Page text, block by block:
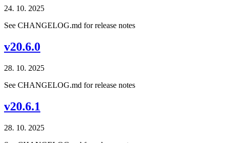
24. 10. 2025
See CHANGELOG.md for release notes
v20.6.0
28. 10. 2025
See CHANGELOG.md for release notes
v20.6.1
28. 10. 2025